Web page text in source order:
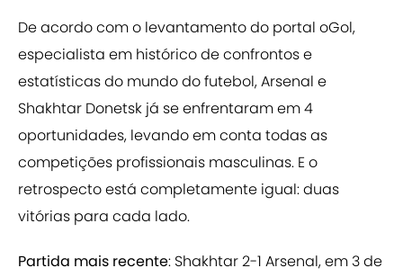
De acordo com o levantamento do portal oGol,
especialista em histórico de confrontos e
estatísticas do mundo do futebol, Arsenal e
Shakhtar Donetsk já se enfrentaram em 4
oportunidades, levando em conta todas as
competições profissionais masculinas. E o
retrospecto está completamente igual: duas
vitórias para cada lado.
Partida mais recente: Shakhtar 2-1 Arsenal, em 3 de